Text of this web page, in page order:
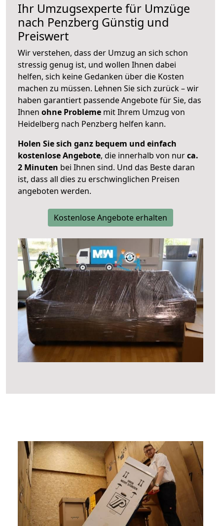
Ihr Umzugsexperte für Umzüge
nach Penzberg Günstig und
Preiswert
Wir verstehen, dass der Umzug an sich schon
stressig genug ist, und wollen Ihnen dabei
helfen, sich keine Gedanken über die Kosten
machen zu müssen. Lehnen Sie sich zurück – wir
haben garantiert passende Angebote für Sie, das
Ihnen ohne Probleme mit Ihrem Umzug von
Heidelberg nach Penzberg helfen kann.
Holen Sie sich ganz bequem und einfach
kostenlose Angebote, die innerhalb von nurca.
2 Minuten bei Ihnen sind. Und das Beste daran
ist, dass all dies zu erschwinglichen Preisen
angeboten werden.
Kostenlose Angebote erhalten